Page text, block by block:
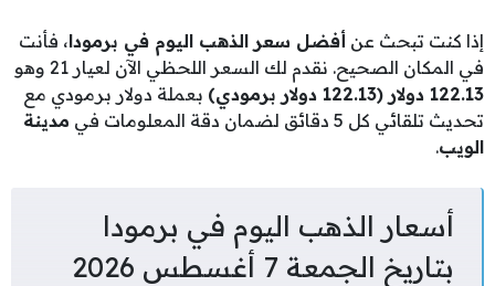
إذا كنت تبحث عن أفضل سعر الذهب اليوم في برمودا، فأنت
في المكان الصحيح. نقدم لك السعر اللحظي الآن لعيار 21 وهو
122.13 دولار (122.13 دولار برمودي)
بعملة دولار برمودي مع
تحديث تلقائي كل 5 دقائق لضمان دقة المعلومات في
مدينة
الويب.
أسعار الذهب اليوم في برمودا
بتاريخ الجمعة 7 أغسطس 2026